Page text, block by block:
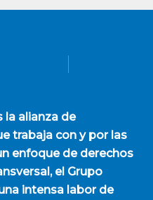
la alianza de
trabaja con y por las
enfoque de derechos
el Grupo
intensa labor de